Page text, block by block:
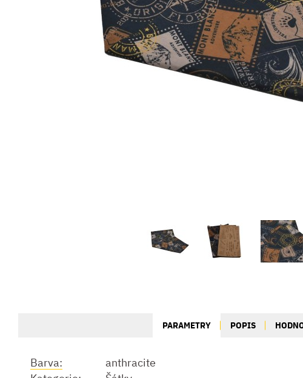
PARAMETRY POPIS
Barva:
anthracite